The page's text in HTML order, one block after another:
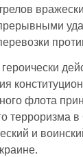
флота
терроризма
и